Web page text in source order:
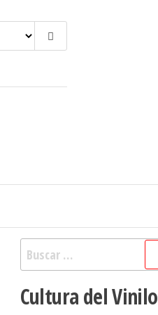
Buscar:
Cultura del Vinilo